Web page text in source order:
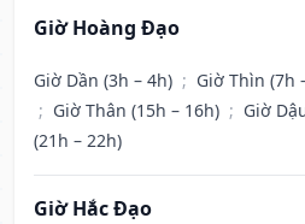
Giờ Hoàng Đạo
Giờ Dần (3h – 4h) ; Giờ Thìn (7h
; Giờ Thân (15h – 16h) ; Giờ
(21h – 22h)
Giờ Hắc Đạo